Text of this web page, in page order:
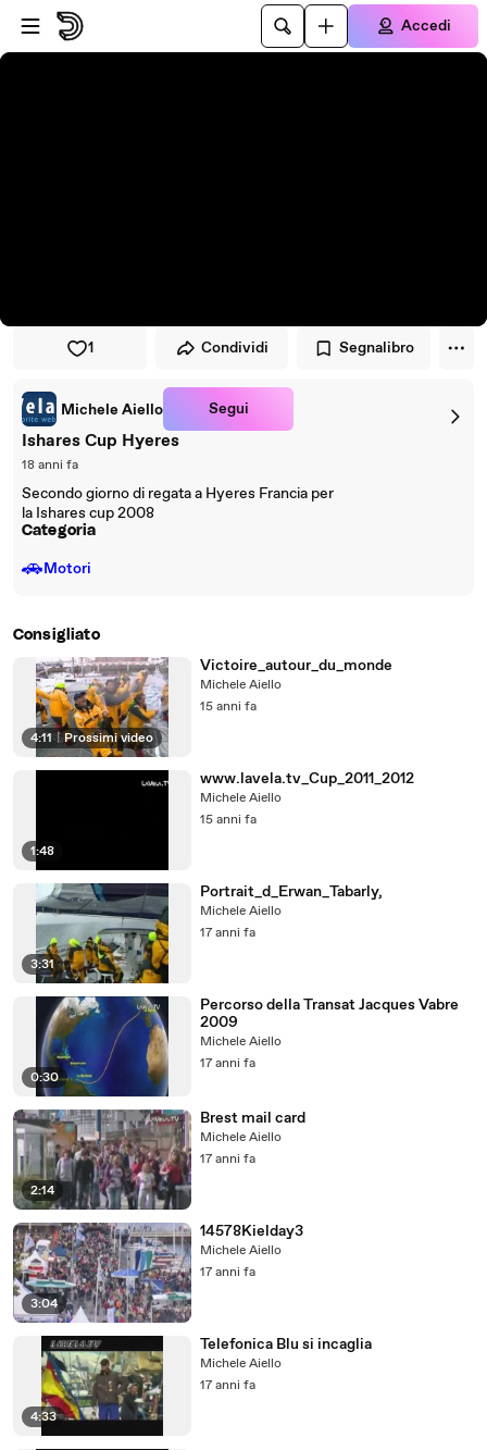
Vai al lettore
Passa al contenuto principale
Accedi
1 Condividi Segnalibro
Michele Aiello Segui
Ishares Cup Hyeres
18 anni fa
Secondo giorno di regata a Hyeres Francia per
la Ishares cup 2008
Categoria
🚗Motori
Consigliato
4:11 | Prossimi video
Victoire_autour_du_monde
Michele Aiello
15 anni fa
1:48
www.lavela.tv_Cup_2011_2012
Michele Aiello
15 anni fa
3:31
Portrait_d_Erwan_Tabarly,
Michele Aiello
17 anni fa
0:30
Percorso della Transat Jacques Vabre
2009
Michele Aiello
17 anni fa
2:14
Brest mail card
Michele Aiello
17 anni fa
3:04
14578Kielday3
Michele Aiello
17 anni fa
4:33
Telefonica Blu si incaglia
Michele Aiello
17 anni fa